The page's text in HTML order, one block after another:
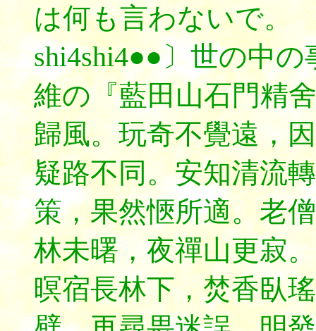
は何も言わないで。
shi4shi4●●〕世の中
維の『藍田山石門精
歸風。玩奇不覺遠，
疑路不同。安知清流
策，果然愜所適。老
林未曙，夜禪山更寂
暝宿長林下，焚香臥